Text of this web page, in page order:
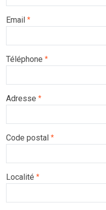
Email *
Téléphone *
Adresse *
Code postal *
Localité *